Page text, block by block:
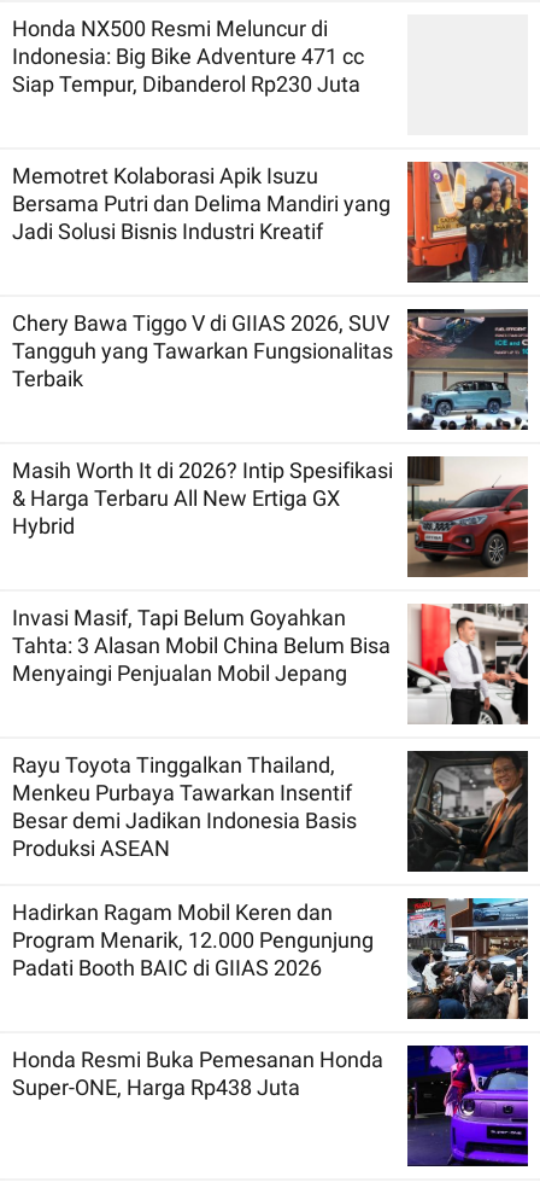
Honda NX500 Resmi Meluncur di
Indonesia: Big Bike Adventure 471 cc
Siap Tempur, Dibanderol Rp230 Juta
Memotret Kolaborasi Apik Isuzu
Bersama Putri dan Delima Mandiri yang
Jadi Solusi Bisnis Industri Kreatif
Chery Bawa Tiggo V di GIIAS 2026, SUV
Tangguh yang Tawarkan Fungsionalitas
Terbaik
Masih Worth It di 2026? Intip Spesifikasi
& Harga Terbaru All New Ertiga GX
Hybrid
Invasi Masif, Tapi Belum Goyahkan
Tahta: 3 Alasan Mobil China Belum Bisa
Menyaingi Penjualan Mobil Jepang
Rayu Toyota Tinggalkan Thailand,
Menkeu Purbaya Tawarkan Insentif
Besar demi Jadikan Indonesia Basis
Produksi ASEAN
Hadirkan Ragam Mobil Keren dan
Program Menarik, 12.000 Pengunjung
Padati Booth BAIC di GIIAS 2026
Honda Resmi Buka Pemesanan Honda
Super-ONE, Harga Rp438 Juta